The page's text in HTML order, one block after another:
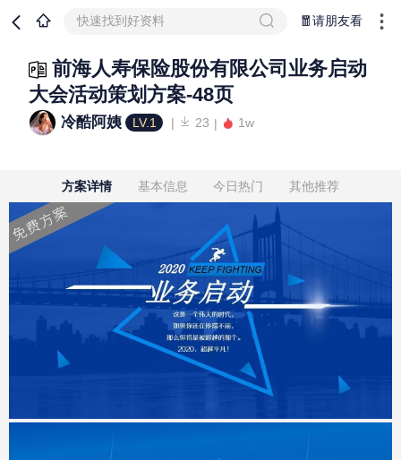
快速找到好资料 🧧请朋友看
前海人寿保险股份有限公司业务启动
大会活动策划方案-48页
冷酷阿姨 LV.1 23 1w
方案详情 基本信息 今日热门 其他推荐